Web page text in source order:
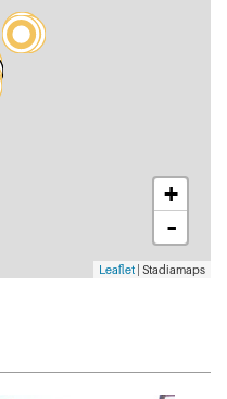
+
-
Leaflet | Stadiamaps